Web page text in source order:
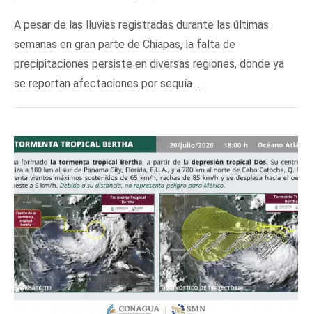
A pesar de las lluvias registradas durante las últimas
semanas en gran parte de Chiapas, la falta de
precipitaciones persiste en diversas regiones, donde ya
se reportan afectaciones por sequía …